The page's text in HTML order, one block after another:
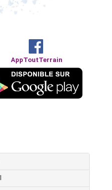
AppToutTerrain